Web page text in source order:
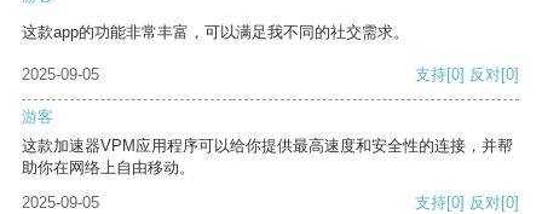
这款app的功能非常丰富，可以满足我不同的社交需求。
2025-09-05 支持[0] 反对[0]
游客
这款加速器VPM应用程序可以给你提供最高速度和安全性的连接，并帮
助你在网络上自由移动。
2025-09-05
支持[0] 反对[0]